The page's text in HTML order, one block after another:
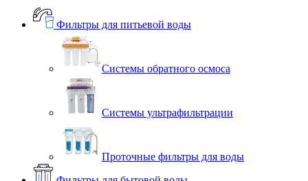
Фильтры для питьевой воды
Системы обратного осмоса
Системы ультрафильтрации
Проточные фильтры для воды